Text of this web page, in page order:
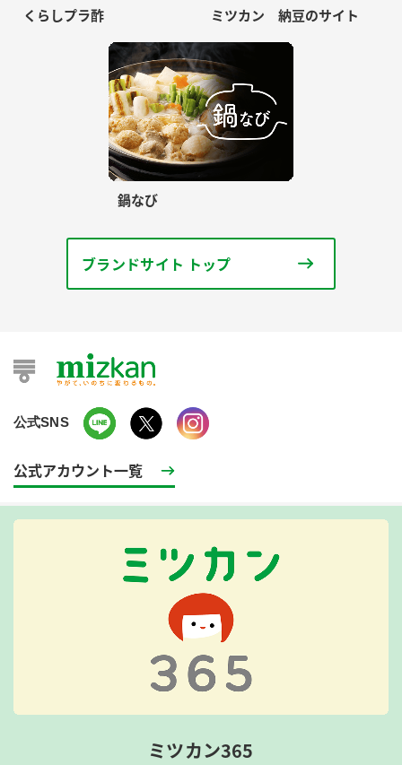
くらしプラ酢 ミツカン 納豆のサイト
鍋なび
ブランドサイト トップ
公式SNS
公式アカウント一覧
ミツカン365